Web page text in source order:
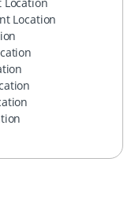
Location